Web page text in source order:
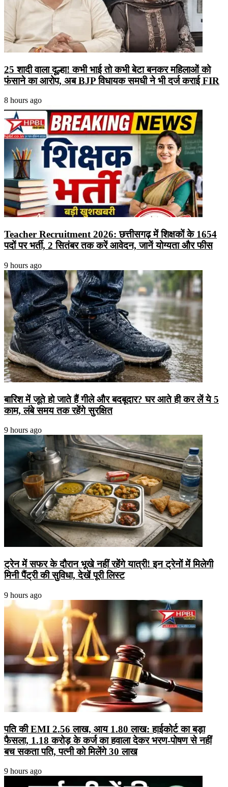
25 शादी वाला दूल्हा! कभी भाई तो कभी बेटा बनकर महिलाओं को
फंसाने का आरोप, अब BJP विधायक समधी ने भी दर्ज कराई FIR
8 hours ago
Teacher Recruitment 2026: छत्तीसगढ़ में शिक्षकों के 1654
पदों पर भर्ती, 2 सितंबर तक करें आवेदन, जानें योग्यता और फीस
9 hours ago
बारिश में जूते हो जाते हैं गीले और बदबूदार? घर आते ही कर लें ये 5
काम, लंबे समय तक रहेंगे सुरक्षित
9 hours ago
ट्रेन में सफर के दौरान भूखे नहीं रहेंगे यात्री! इन ट्रेनों में मिलेगी
मिनी पैंट्री की सुविधा, देखें पूरी लिस्ट
9 hours ago
पति की EMI 2.56 लाख, आय 1.80 लाख: हाईकोर्ट का बड़ा
फैसला, 1.18 करोड़ के कर्ज का हवाला देकर भरण-पोषण से नहीं
बच सकता पति, पत्नी को मिलेंगे 30 लाख
9 hours ago